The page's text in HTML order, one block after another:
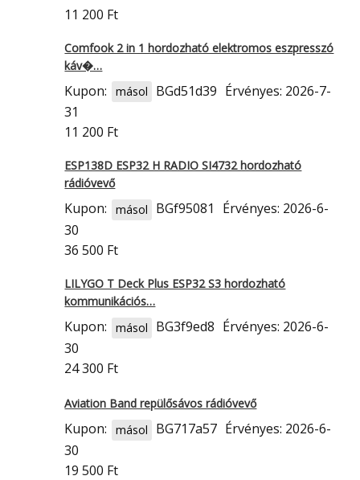
11 200 Ft
Comfook 2 in 1 hordozható elektromos eszpresszó
káv�…
Kupon: másol BGd51d39 Érvényes: 2026-7-
31
11 200 Ft
ESP138D ESP32 H RADIO SI4732 hordozható
rádióvevő
Kupon: másol BGf95081
Érvényes: 2026-6-
30
36 500 Ft
LILYGO T Deck Plus ESP32 S3 hordozható
kommunikációs…
Kupon: másol BG3f9ed8 Érvényes: 2026-6-
30
24 300 Ft
Aviation Band repülősávos rádióvevő
Kupon: másol BG717a57 Érvényes: 2026-6-
30
19 500 Ft